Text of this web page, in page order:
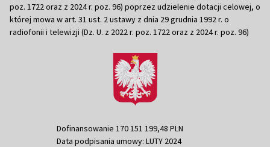
poz. 1722 oraz z 2024 r. poz. 96) poprzez udzielenie dotacji celowej, o
której mowa w art. 31 ust. 2 ustawy z dnia 29 grudnia 1992 r. o
radiofonii i telewizji (Dz. U. z 2022 r. poz. 1722 oraz z 2024 r. poz. 96)
Dofinansowanie 170 151 199,48 PLN
Data podpisania umowy: LUTY 2024